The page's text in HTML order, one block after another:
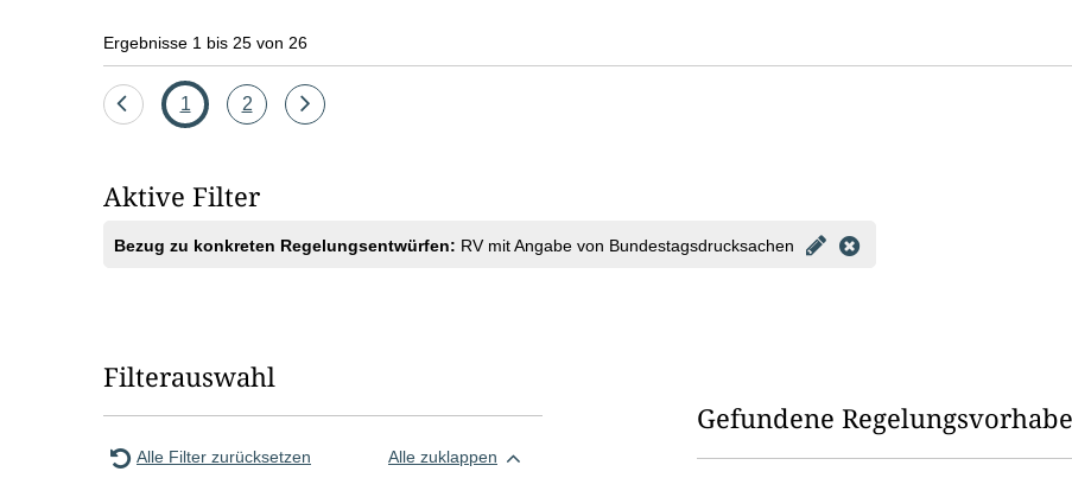
Ergebnisse 1 bis 25 von 26
Eine
Seite
1 Seite
2
Eine
Aktive Filter
Bezug zu konkreten Regelungsentwürfen: RV mit Angabe von Bundestagsdrucksachen
Filterauswahl
Alle Filter zurücksetzen Alle zuklappen
Gefundene